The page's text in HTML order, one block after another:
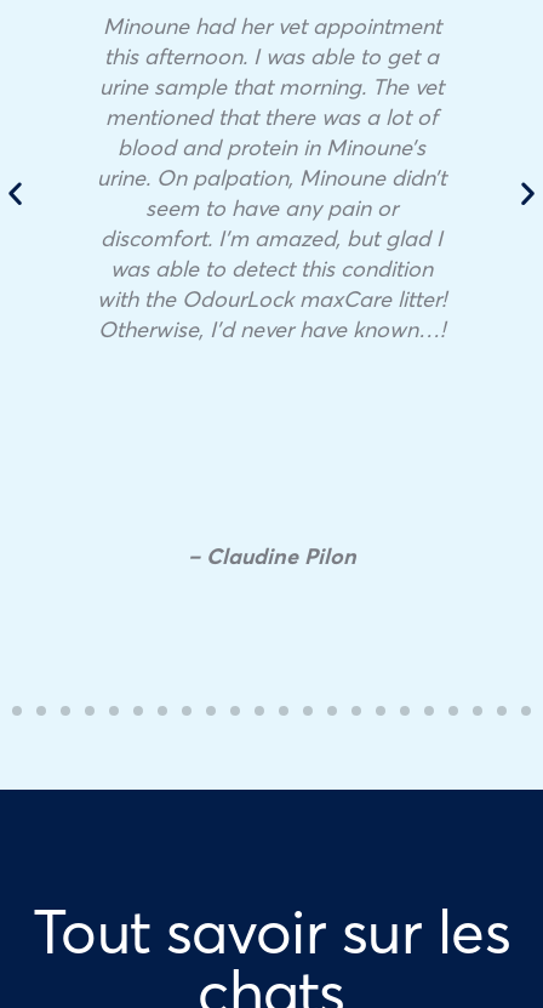
Minoune had her vet appointment
this afternoon. I was able to get a
urine sample that morning. The vet
mentioned that there was a lot of
blood and protein in Minoune’s
urine. On palpation, Minoune didn’t
seem to have any pain or
discomfort. I’m amazed, but glad I
was able to detect this condition
with the OdourLock maxCare litter!
Otherwise, I’d never have known…!
– Claudine Pilon
Tout savoir sur les
chats